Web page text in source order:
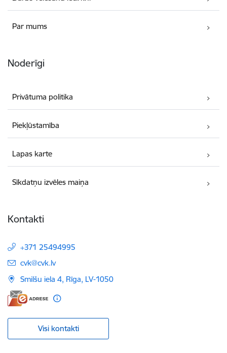
Par mums
Noderīgi
Privātuma politika
Piekļūstamība
Lapas karte
Sīkdatņu izvēles maiņa
Kontakti
+371 25494995
E-pasts:
cvk@cvk.lv
Smilšu iela 4, Rīga, LV-1050
Visi kontakti